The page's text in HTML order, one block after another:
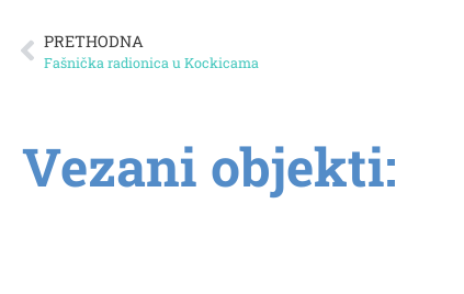
PRETHODNA
Fašnička radionica u Kockicama
Vezani objekti: